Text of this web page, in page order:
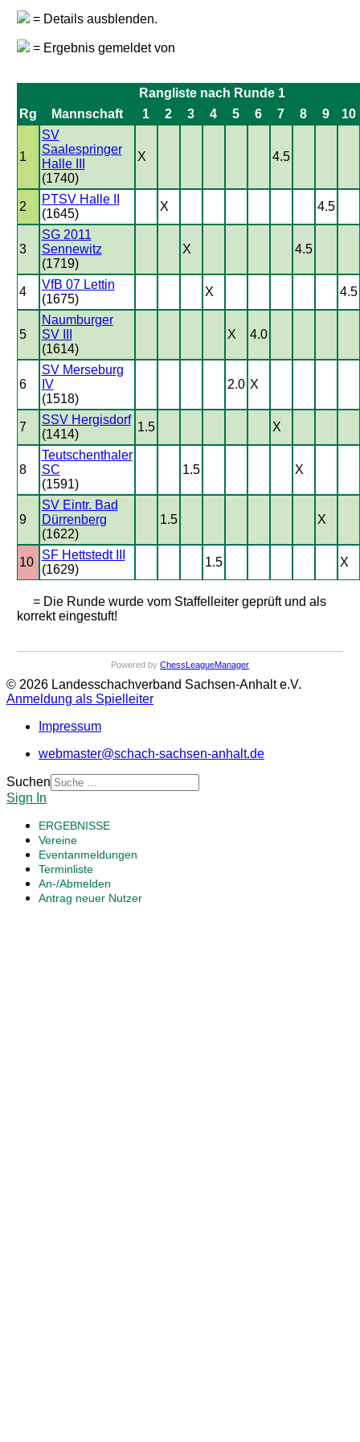
= Details ausblenden.
= Ergebnis gemeldet von
Rangliste nach Runde 1
Rg
Mannschaft 1 2 3 4 5 6 7 8 9 10
1
SV
Saalespringer
Halle III
(1740)
X 4.5
2
PTSV Halle II
(1645)
X 4.5
3
SG 2011
Sennewitz
(1719)
X 4.5
4
VfB 07 Lettin
(1675)
X 4.5
5
Naumburger
SV III
(1614)
X 4.0
6
SV Merseburg
IV
(1518)
2.0 X
7
SSV Hergisdorf
(1414)
1.5 X
8
Teutschenthaler
SC
(1591)
1.5 X
9
SV Eintr. Bad
Dürrenberg
(1622)
1.5 X
10
SF Hettstedt III
(1629)
1.5 X
= Die Runde wurde vom Staffelleiter geprüft und als
korrekt eingestuft!
Powered by ChessLeagueManager
© 2026 Landesschachverband Sachsen-Anhalt e.V.
Anmeldung als Spielleiter
Impressum
webmaster@schach-sachsen-anhalt.de
Suchen
Sign In
ERGEBNISSE
Vereine
Eventanmeldungen
Terminliste
An-/Abmelden
Antrag neuer Nutzer